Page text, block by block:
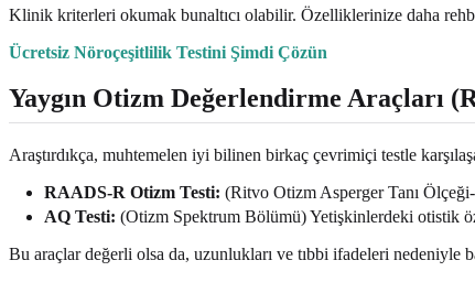
Klinik kriterleri okumak bunaltıcı olabilir. Özelliklerinize daha
Ücretsiz Nöroçeşitlilik Testini Şimdi Çözün
Yaygın Otizm Değerlendirme Araçları
Araştırdıkça, muhtemelen iyi bilinen birkaç çevrimiçi testle
RAADS-R Otizm Testi: (Ritvo Otizm Asperger Tanı
AQ Testi: (Otizm Spektrum Bölümü) Yetişkinlerdeki otistik
Bu araçlar değerli olsa da, uzunlukları ve tıbbi ifadeleri nedeniyle